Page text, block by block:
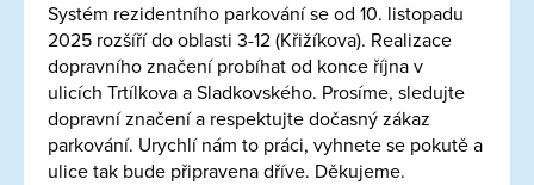
Systém rezidentního parkování se od 10. listopadu
2025 rozšíří do oblasti 3-12 (Křižíkova). Realizace
dopravního značení probíhat od konce října v
ulicích Trtílkova a Sladkovského. Prosíme, sledujte
dopravní značení a respektujte dočasný zákaz
parkování. Urychlí nám to práci, vyhnete se pokutě a
ulice tak bude připravena dříve. Děkujeme.